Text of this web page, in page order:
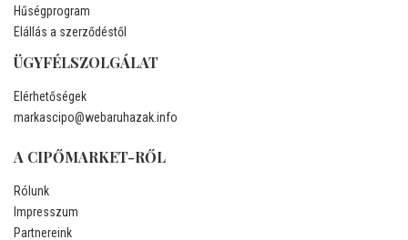
Hűségprogram
Elállás a szerződéstől
ÜGYFÉLSZOLGÁLAT
Elérhetőségek
markascipo@webaruhazak.info
A CIPŐMARKET-RŐL
Rólunk
Impresszum
Partnereink